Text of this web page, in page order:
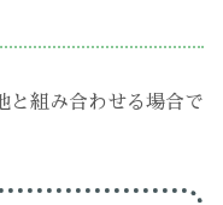
と組み合わせる場合で